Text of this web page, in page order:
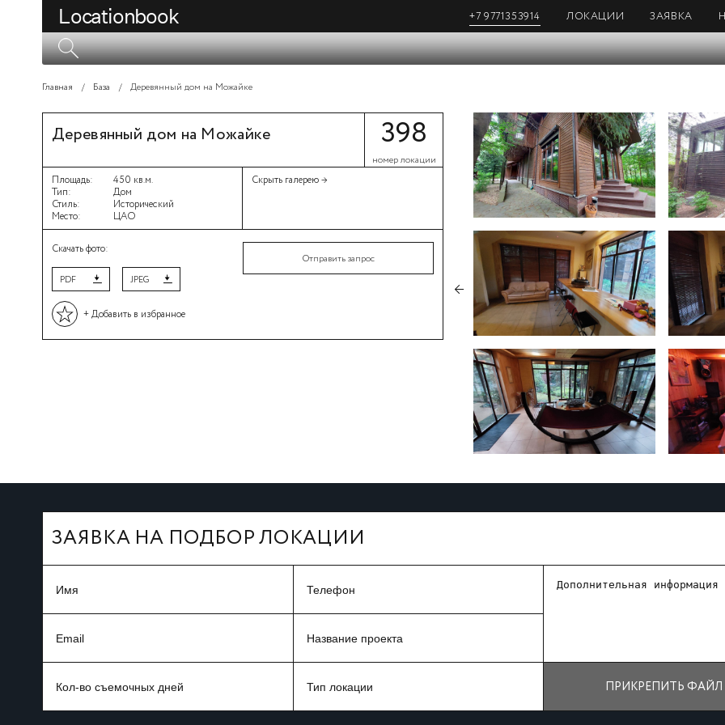
Locationbook +7 9771353914 ЛОКАЦИИ ЗАЯВКА
Главная / База / Деревянный дом на Можайке
Деревянный дом на Можайке 398
номер локации
Площадь:
Тип:
Стиль:
Место:
450 кв.м.
Дом
Исторический
ЦАО
Скрыть галерею →
Скачать фото:
PDF JPEG
+ Добавить в избранное
Отправить запрос
←
ЗАЯВКА НА ПОДБОР ЛОКАЦИИ
ПРИКРЕПИТЬ ФАЙЛ